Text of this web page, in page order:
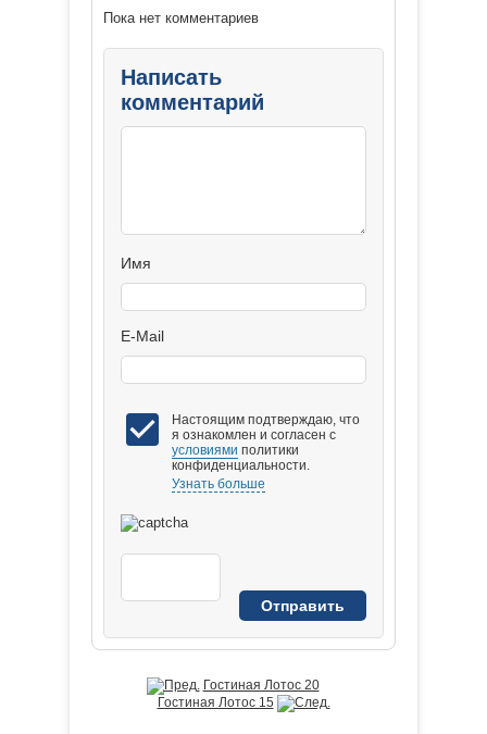
Пока нет комментариев
Написать
комментарий
Имя
E-Mail
Настоящим подтверждаю, что
я ознакомлен и согласен с
условиями политики
конфиденциальности.
Узнать больше
Гостиная Лотос 20
Гостиная Лотос 15